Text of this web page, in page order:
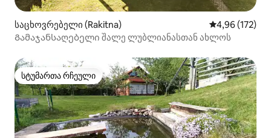
საცხოვრებელი (Rakitna) საშუალო
4,96 (172)
Გამაჯანსაღებელი შალე ლუბლიანასთან ახლოს
სტუმართა რჩეული
სტუმართა რჩეული